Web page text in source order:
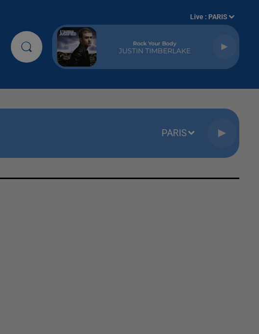
Live : PARIS
Rock Your Body
JUSTIN TIMBERLAKE
PARIS